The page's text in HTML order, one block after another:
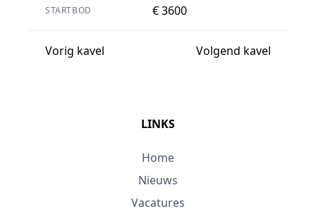
STARTBOD € 3600
Vorig kavel Volgend kavel
LINKS
Home
Nieuws
Vacatures